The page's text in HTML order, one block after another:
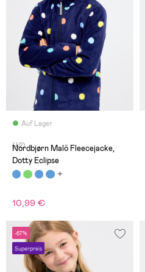
Auf Lager
(42)
Nordbjørn Malö Fleecejacke,
Dotty Eclipse
10,99 €
-67%
Superpreis